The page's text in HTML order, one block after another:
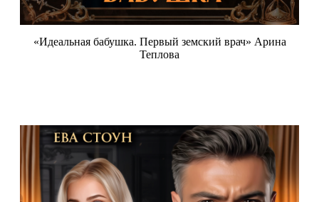
«Идеальная бабушка. Первый земский врач» Арина
Теплова